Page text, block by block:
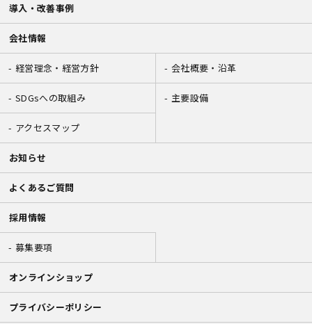
導入・改善事例
会社情報
経営理念・経営方針 会社概要・沿革
SDGsへの取組み 主要設備
アクセスマップ
お知らせ
よくあるご質問
採用情報
募集要項
オンラインショップ
プライバシーポリシー